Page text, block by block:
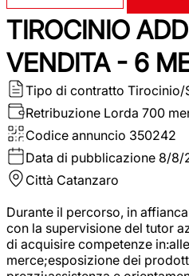
TIROCINIO
VENDITA - 6
Tipo di contratto Tirocinio/
Retribuzione Lorda 700
Codice annuncio 350242
Data di pubblicazione 8/8/
Città Catanzaro
Durante il percorso, in
con la supervisione del tutor
di acquisire competenze
merce;esposizione dei